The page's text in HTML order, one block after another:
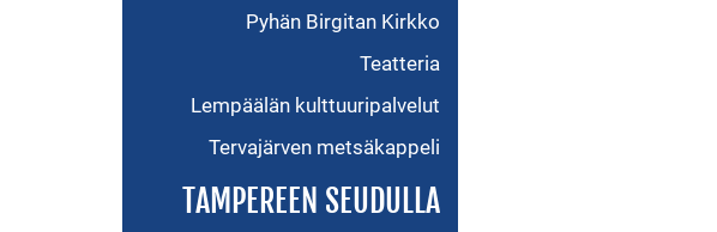
Pyhän Birgitan Kirkko
Teatteria
Lempäälän kulttuuripalvelut
Tervajärven metsäkappeli
TAMPEREEN SEUDULLA